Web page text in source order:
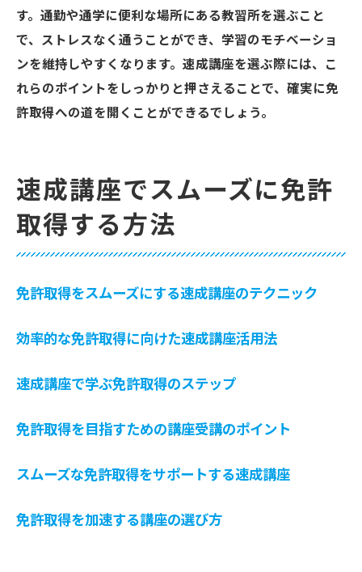
す。通勤や通学に便利な場所にある教習所を選ぶこと
で、ストレスなく通うことができ、学習のモチベーショ
ンを維持しやすくなります。速成講座を選ぶ際には、こ
れらのポイントをしっかりと押さえることで、確実に免
許取得への道を開くことができるでしょう。
速成講座でスムーズに免許
取得する方法
免許取得をスムーズにする速成講座のテクニック
効率的な免許取得に向けた速成講座活用法
速成講座で学ぶ免許取得のステップ
免許取得を目指すための講座受講のポイント
スムーズな免許取得をサポートする速成講座
免許取得を加速する講座の選び方